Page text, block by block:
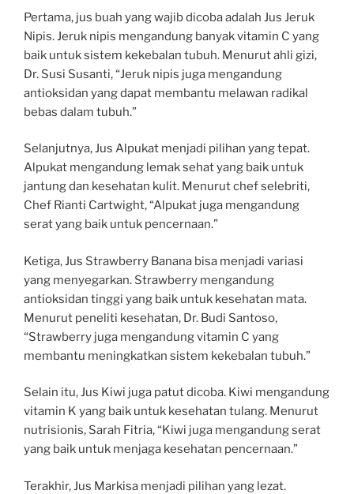
Pertama, jus buah yang wajib dicoba adalah Jus Jeruk
Nipis. Jeruk nipis mengandung banyak vitamin C yang
baik untuk sistem kekebalan tubuh. Menurut ahli gizi,
Dr. Susi Susanti, “Jeruk nipis juga mengandung
antioksidan yang dapat membantu melawan radikal
bebas dalam tubuh.”
Selanjutnya, Jus Alpukat menjadi pilihan yang tepat.
Alpukat mengandung lemak sehat yang baik untuk
jantung dan kesehatan kulit. Menurut chef selebriti,
Chef Rianti Cartwight, “Alpukat juga mengandung
serat yang baik untuk pencernaan.”
Ketiga, Jus Strawberry Banana bisa menjadi variasi
yang menyegarkan. Strawberry mengandung
antioksidan tinggi yang baik untuk kesehatan mata.
Menurut peneliti kesehatan, Dr. Budi Santoso,
“Strawberry juga mengandung vitamin C yang
membantu meningkatkan sistem kekebalan tubuh.”
Selain itu, Jus Kiwi juga patut dicoba. Kiwi mengandung
vitamin K yang baik untuk kesehatan tulang. Menurut
nutrisionis, Sarah Fitria, “Kiwi juga mengandung serat
yang baik untuk menjaga kesehatan pencernaan.”
Terakhir, Jus Markisa menjadi pilihan yang lezat.